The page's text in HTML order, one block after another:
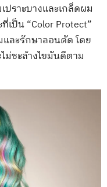
ปราะบางและเกล็ดผม
เป็น “Color Protect”
และรักษาลอนดัด โดย
ม่ชะล้างไขมันดีตาม